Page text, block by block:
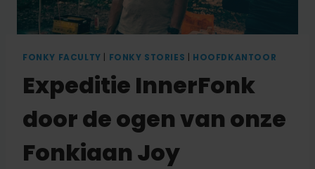
FONKY FACULTY FONKY STORIES HOOFDKANTOOR
Expeditie InnerFonk
door de ogen van onze
Fonkiaan Joy